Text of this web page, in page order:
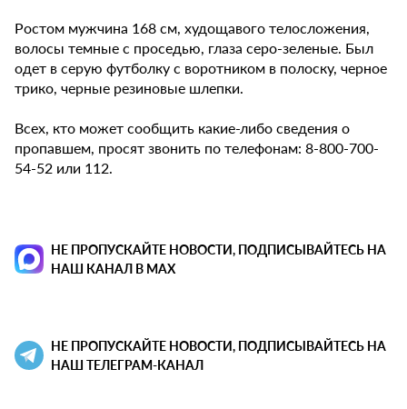
Ростом мужчина 168 см, худощавого телосложения,
волосы темные с проседью, глаза серо-зеленые. Был
одет в серую футболку с воротником в полоску, черное
трико, черные резиновые шлепки.
Всех, кто может сообщить какие-либо сведения о
пропавшем, просят звонить по телефонам: 8-800-700-
54-52 или 112.
НЕ ПРОПУСКАЙТЕ НОВОСТИ, ПОДПИСЫВАЙТЕСЬ НА
НАШ КАНАЛ В MAX
НЕ ПРОПУСКАЙТЕ НОВОСТИ, ПОДПИСЫВАЙТЕСЬ НА
НАШ ТЕЛЕГРАМ-КАНАЛ